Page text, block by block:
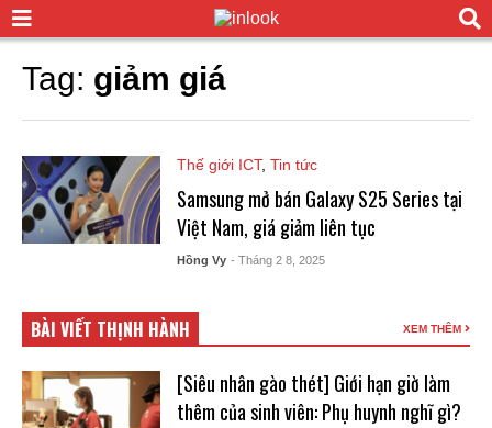
Tag: giảm giá
Thế giới ICT, Tin tức
Samsung mở bán Galaxy S25 Series tại
Việt Nam, giá giảm liên tục
Hồng Vy - Tháng 2 8, 2025
BÀI VIẾT THỊNH HÀNH XEM THÊM
[Siêu nhân gào thét] Giới hạn giờ làm
thêm của sinh viên: Phụ huynh nghĩ gì?